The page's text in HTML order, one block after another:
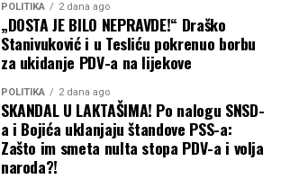
POLITIKA 2 dana ago
„DOSTA JE BILO NEPRAVDE!“ Draško
Stanivuković i u Tesliću pokrenuo borbu
za ukidanje PDV-a na lijekove
POLITIKA 2 dana ago
SKANDAL U LAKTAŠIMA! Po nalogu SNSD-
a i Bojića uklanjaju štandove PSS-a:
Zašto im smeta nulta stopa PDV-a i volja
naroda?!